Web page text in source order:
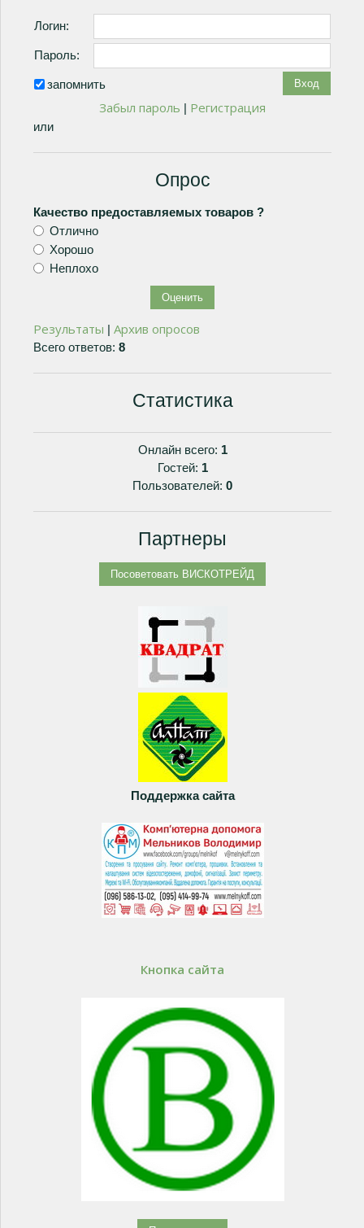
Логин:
Пароль:
запомнить
Забыл пароль | Регистрация
или
Опрос
Качество предоставляемых товаров ?
Отлично
Хорошо
Неплохо
Результаты | Архив опросов
Всего ответов: 8
Статистика
Онлайн всего: 1
Гостей: 1
Пользователей: 0
Партнеры
Поддержка сайта
Кнопка сайта